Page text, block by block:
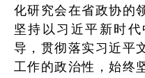
化研究会在省政协的
坚持以习近平新时
导，贯彻落实习近平
工作的政治性，始终